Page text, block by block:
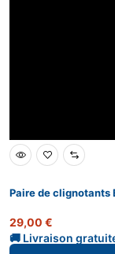
Paire de clignotants
29,00 €